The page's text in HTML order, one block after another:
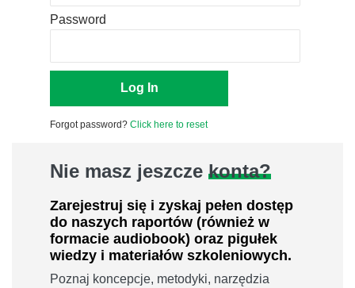
Password
Forgot password? Click here to reset
Nie masz jeszcze konta?
Zarejestruj się i zyskaj pełen dostęp
do naszych raportów (również w
formacie audiobook) oraz pigułek
wiedzy i materiałów szkoleniowych.
Poznaj koncepcje, metodyki, narzędzia